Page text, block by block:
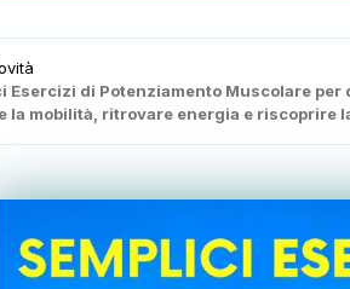
Esercizi di Potenziamento Muscolare
la mobilità, ritrovare energia e riscoprire